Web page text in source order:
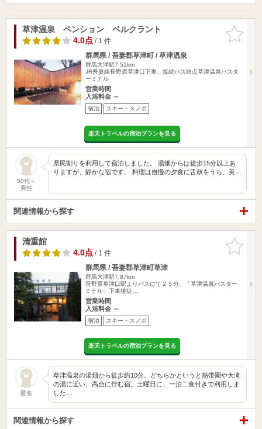
お気に入
りに追加
草津温泉 ペンション ベルクラント
4.0点/ 1 件
群馬県 / 吾妻郡草津町 / 草津温泉
群馬大津駅7.51km
JR吾妻線長野原草津口下車、接続バス終点草津温泉バスタ
ーミナル
営業時間
入浴料金 ～
宿泊 スキー・スノボ
楽天トラベルの宿泊プランを見る
50代～
男性
県民割りを利用して宿泊しました。 湯畑からは徒歩15分以上あ
りますが、静かな宿です。 料理は自慢の夕食に舌鼓をうち、美…
関連情報から探す
お気に入
りに追加
清重館
4.0点/ 1 件
群馬県 / 吾妻郡草津町草津
群馬大津駅7.87km
長野原草津口駅よりバスにて２５分、「草津温泉バスター
ミナル」下車後徒…
営業時間
入浴料金 ～
宿泊 スキー・スノボ
楽天トラベルの宿泊プランを見る
匿名
草津温泉の湯畑から徒歩約10分。どちらかというと熱帯園や大滝
の湯に近い、高台に佇む宿。土曜日に、一泊二食付きで利用しま
した…
関連情報から探す